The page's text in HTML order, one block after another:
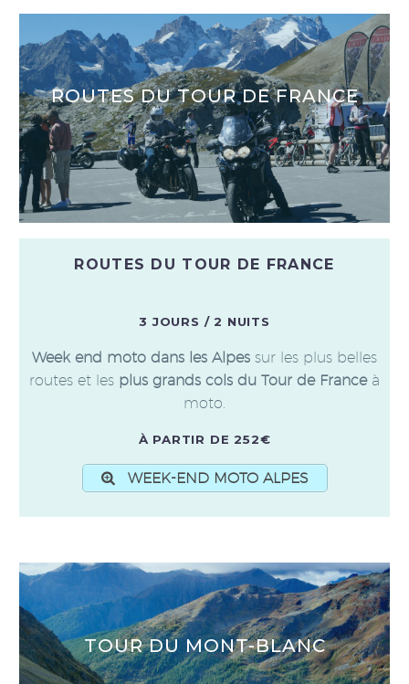
ROUTES DU TOUR DE FRANCE
ROUTES DU TOUR DE FRANCE
3 JOURS / 2 NUITS
Week end moto dans les Alpes sur les plus belles
routes et les plus grands cols du Tour de Franceà
moto.
À PARTIR DE 252€
WEEK-END MOTO ALPES
TOUR DU MONT-BLANC